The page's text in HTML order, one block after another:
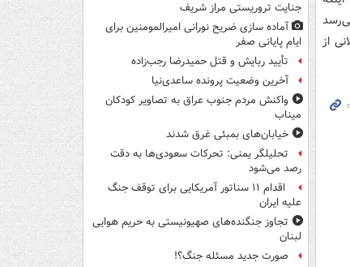
از
جنایت تروریستی مراز شریف
آماده سازی ضریح نورانی امیرالمومنین برای
ایام پایانی صفر
تأیید ربایش و قتل حمیدرضا رجب‌زاده
آخرین وضعیت پرونده ساعدی‌نیا
واکنش مردم جنوب عراق به تصاویر کودکان
میناب
خیابان‌های بمبئی غرق شدند
تحلیلگر یمنی: تحرکات سعودی‌ها به دقت
رصد می‌شود
اقدام ۱۱ سناتور آمریکایی برای توقف جنگ
علیه ایران
تجاوز جنگنده‌های صهیونیستی به حریم هوایی
لبنان
صورت جدید مسئله جنگ؟!